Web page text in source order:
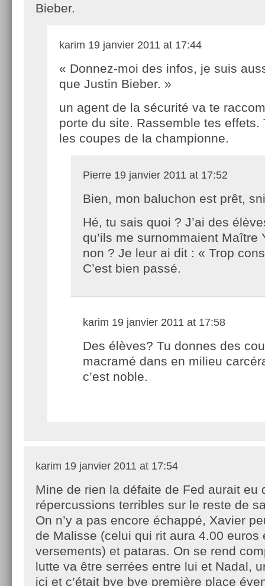
Bieber.
karim 19 janvier 2011 at 17:44
« Donnez-moi des infos, je suis
que Justin Bieber. »
un agent de la sécurité va te
porte du site. Rassemble tes effets.
les coupes de la championne.
Pierre 19 janvier 2011 at 17:52
Bien, mon baluchon est prêt,
Hé, tu sais quoi ? J’ai des
qu’ils me surnommaient Maître
non ? Je leur ai dit : « Trop
C’est bien passé.
karim 19 janvier 2011 at 17:58
Des élèves? Tu donnes des
macramé dans en milieu
c’est noble.
karim 19 janvier 2011 at 17:54
Mine de rien la défaite de Fed aurait eu
répercussions terribles sur le reste de
On n’y a pas encore échappé, Xavier
de Malisse (celui qui rit aura 4.00 euros
versements) et pataras. On se rend
lutte va être serrées entre lui et Nadal,
ici et c’était bye bye première place